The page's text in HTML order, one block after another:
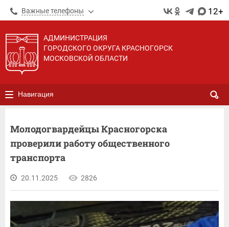
Важные телефоны 12+
АДМИНИСТРАЦИЯ
ГОРОДСКОГО ОКРУГА КРАСНОГОРСК
МОСКОВСКОЙ ОБЛАСТИ
Навигация
Молодогвардейцы Красногорска
проверили работу общественного
транспорта
20.11.2025 2826